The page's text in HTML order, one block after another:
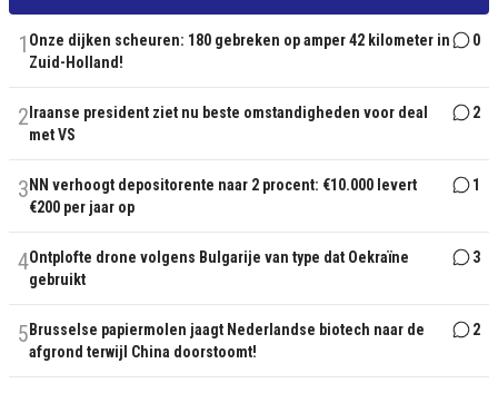
1 Onze dijken scheuren: 180 gebreken op amper 42 kilometer in
Zuid-Holland!
0
2 Iraanse president ziet nu beste omstandigheden voor deal
met VS
2
3 NN verhoogt depositorente naar 2 procent: €10.000 levert
€200 per jaar op
1
4Ontplofte drone volgens Bulgarije van type dat Oekraïne
gebruikt
3
5 Brusselse papiermolen jaagt Nederlandse biotech naar de
afgrond terwijl China doorstoomt!
2